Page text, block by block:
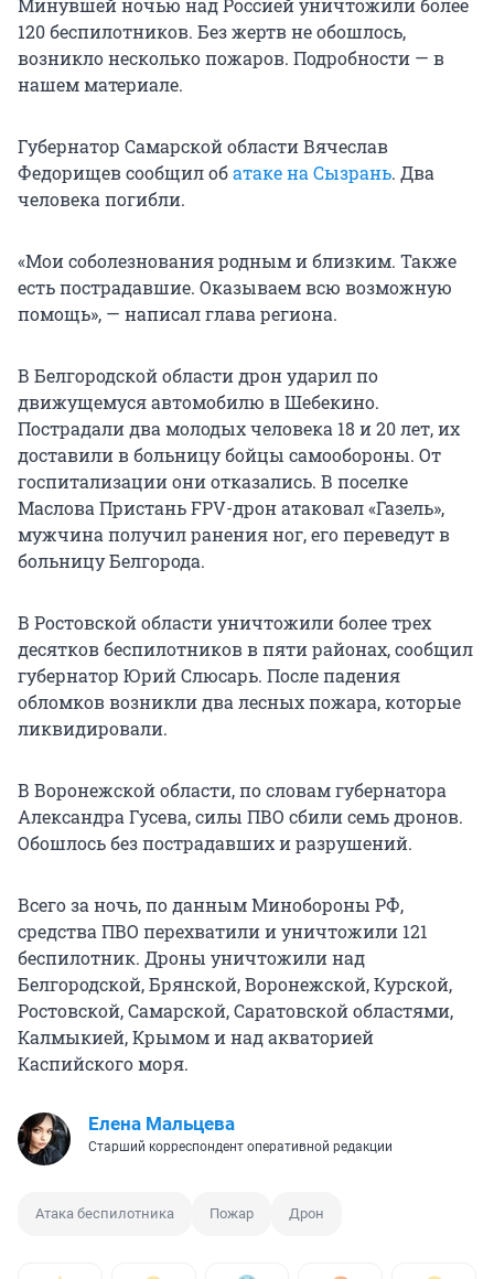
Минувшей ночью над Россией уничтожили более
120 беспилотников. Без жертв не обошлось,
возникло несколько пожаров. Подробности — в
нашем материале.
Губернатор Самарской области Вячеслав
Федорищев сообщил обатаке на Сызрань. Два
человека погибли.
«Мои соболезнования родным и близким. Также
есть пострадавшие. Оказываем всю возможную
помощь», — написал глава региона.
В Белгородской области дрон ударил по
движущемуся автомобилю в Шебекино.
Пострадали два молодых человека 18 и 20 лет, их
доставили в больницу бойцы самообороны. От
госпитализации они отказались. В поселке
Маслова Пристань FPV-дрон атаковал «Газель»,
мужчина получил ранения ног, его переведут в
больницу Белгорода.
В Ростовской области уничтожили более трех
десятков беспилотников в пяти районах, сообщил
губернатор Юрий Слюсарь. После падения
обломков возникли два лесных пожара, которые
ликвидировали.
В Воронежской области, по словам губернатора
Александра Гусева, силы ПВО сбили семь дронов.
Обошлось без пострадавших и разрушений.
Всего за ночь, по данным Минобороны РФ,
средства ПВО перехватили и уничтожили 121
беспилотник. Дроны уничтожили над
Белгородской, Брянской, Воронежской, Курской,
Ростовской, Самарской, Саратовской областями,
Калмыкией, Крымом и над акваторией
Каспийского моря.
Елена Мальцева
Старший корреспондент оперативной редакции
Атака беспилотника Пожар Дрон